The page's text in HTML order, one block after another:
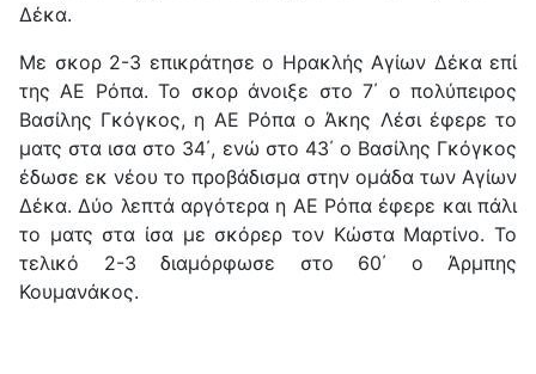
Δέκα.
Με σκορ 2-3 επικράτησε ο Ηρακλής Αγίων Δέκα επί
της ΑΕ Ρόπα. Το σκορ άνοιξε στο 7΄ ο πολύπειρος
Βασίλης Γκόγκος, η ΑΕ Ρόπα ο Άκης Λέσι έφερε το
ματς στα ισα στο 34΄, ενώ στο 43΄ ο Βασίλης Γκόγκος
έδωσε εκ νέου το προβάδισμα στην ομάδα των Αγίων
Δέκα. Δύο λεπτά αργότερα η ΑΕ Ρόπα έφερε και πάλι
το ματς στα ίσα με σκόρερ τον Κώστα Μαρτίνο. Το
τελικό 2-3 διαμόρφωσε στο 60΄ ο Άρμπης
Κουμανάκος.